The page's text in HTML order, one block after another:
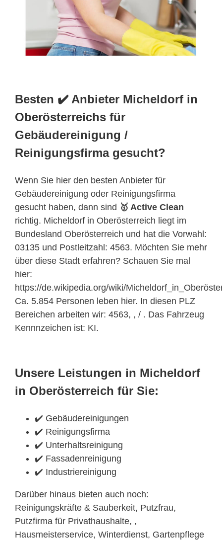
Besten ✔️ Anbieter Micheldorf in
Oberösterreichs für
Gebäudereinigung /
Reinigungsfirma gesucht?
Wenn Sie hier den besten Anbieter für
Gebäudereinigung oder Reinigungsfirma
gesucht haben, dann sind 🥇 Active Clean
richtig. Micheldorf in Oberösterreich liegt im
Bundesland Oberösterreich und hat die Vorwahl:
03135 und Postleitzahl: 4563. Möchten Sie mehr
über diese Stadt erfahren? Schauen Sie mal
hier:
https://de.wikipedia.org/wiki/
Ca. 5.854 Personen leben hier. In diesen PLZ
Bereichen arbeiten wir: 4563, , / . Das Fahrzeug
Kennnzeichen ist: KI.
Unsere Leistungen in Micheldorf
in Oberösterreich für Sie:
✔️ Gebäudereinigungen
✔️ Reinigungsfirma
✔️ Unterhaltsreinigung
✔️ Fassadenreinigung
✔️ Industriereinigung
Darüber hinaus bieten auch noch:
Reinigungskräfte & Sauberkeit, Putzfrau,
Putzfirma für Privathaushalte, ,
Hausmeisterservice, Winterdienst, Gartenpflege